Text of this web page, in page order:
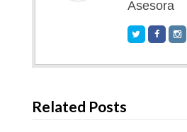
Asesora
Related Posts